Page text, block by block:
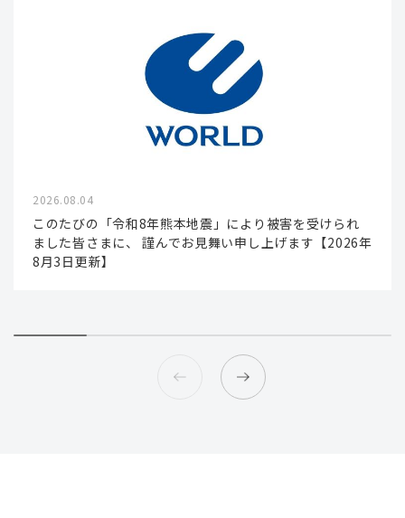
2026.08.04
このたびの「令和8年熊本地震」により被害を受けられ
ました皆さまに、 謹んでお見舞い申し上げます【2026年
8月3日更新】